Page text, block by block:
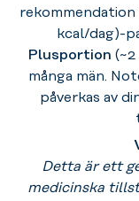
rekommendation
kcal/dag)-
Plusportion
många män.
påverkas av
Detta är ett
medicinska